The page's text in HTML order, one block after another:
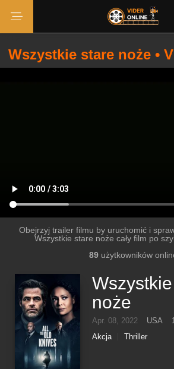
Wszystkie stare noże •
Obejrzyj trailer filmu by uruchomić i
Wszystkie stare noże cały film po
89użytkowników
noże
Apr. 08, 2022 USA
Akcja
Thriller